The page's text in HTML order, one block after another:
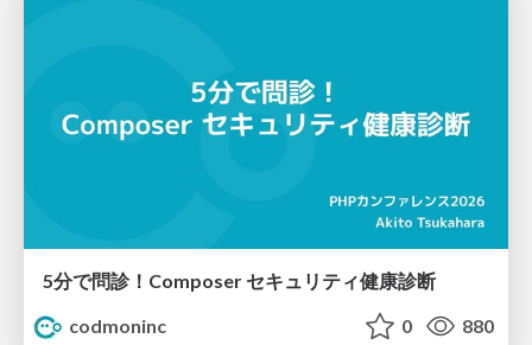
5分で問診！Composer セキュリティ健康診断
codmoninc
0 880